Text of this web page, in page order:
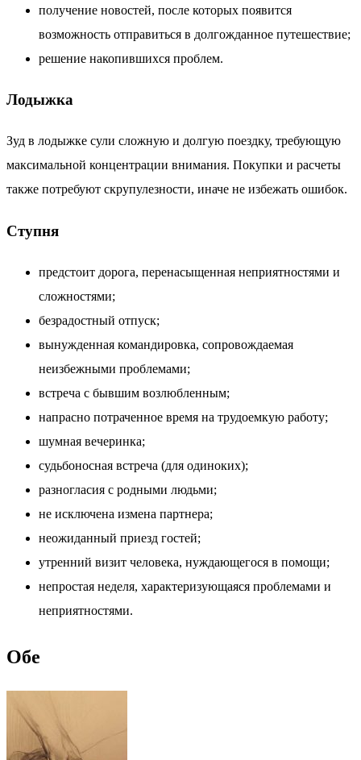
получение новостей, после которых появится
возможность отправиться в долгожданное путешествие;
решение накопившихся проблем.
Лодыжка
Зуд в лодыжке сули сложную и долгую поездку, требующую
максимальной концентрации внимания. Покупки и расчеты
также потребуют скрупулезности, иначе не избежать ошибок.
Ступня
предстоит дорога, перенасыщенная неприятностями и
сложностями;
безрадостный отпуск;
вынужденная командировка, сопровождаемая
неизбежными проблемами;
встреча с бывшим возлюбленным;
напрасно потраченное время на трудоемкую работу;
шумная вечеринка;
судьбоносная встреча (для одиноких);
разногласия с родными людьми;
не исключена измена партнера;
неожиданный приезд гостей;
утренний визит человека, нуждающегося в помощи;
непростая неделя, характеризующаяся проблемами и
неприятностями.
Обе